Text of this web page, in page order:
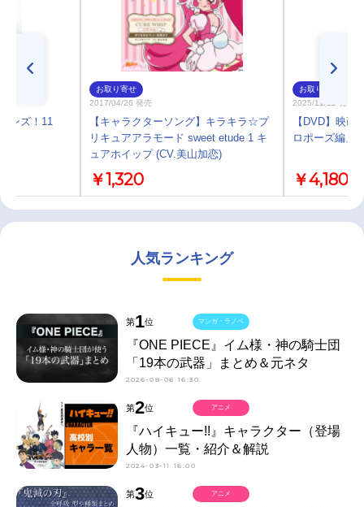
ンズ！11
お取り寄せ
2017/04/26 発売
【キャラクターソング】キラキラ☆プ
リキュアアラモード sweet etude 1 キ
ュアホイップ (CV.美山加恋)
￥1,320
お取り寄せ
2025/11/12 発売
【DVD】映
ロポーズ編』
￥4,180
人気ランキング
第1位
『ONE PIECE』イム様・神の騎士団
「19本の武器」まとめ＆元ネタ
2026-08-06 16:30
マンガ・ラノベ
第2位
『ハイキュー!!』キャラクター（登場
人物）一覧・紹介＆解説
2024-03-11 16:00
アニメ
第3位 アニメ